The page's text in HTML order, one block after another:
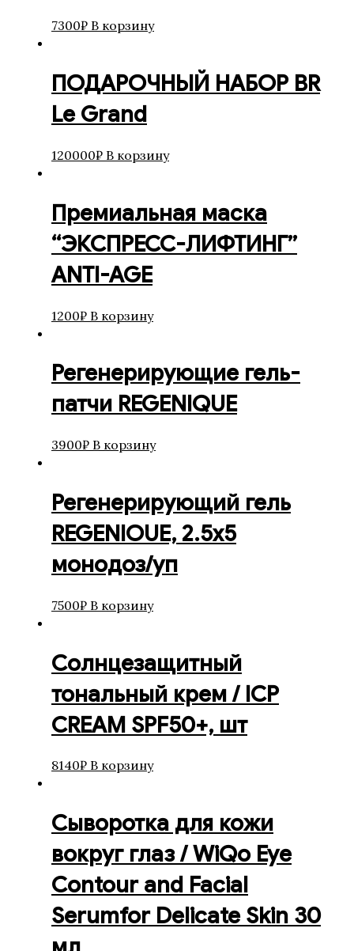
7300₽ В корзину
ПОДАРОЧНЫЙ НАБОР BR
Le Grand
120000₽ В корзину
Премиальная маска
“ЭКСПРЕСС-ЛИФТИНГ”
ANTI-AGE
1200₽ В корзину
Регенерирующие гель-
патчи REGENIQUE
3900₽ В корзину
Регенерирующий гель
REGENIOUE, 2.5х5
монодоз/уп
7500₽ В корзину
Солнцезащитный
тональный крем / ICP
CREAM SPF50+, шт
8140₽ В корзину
Сыворотка для кожи
вокруг глаз / WiQo Eye
Contour and Facial
Serumfor Delicate Skin 30